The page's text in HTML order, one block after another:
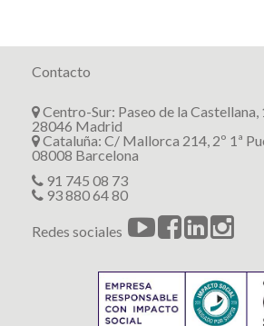
Contacto
Centro-Sur: Paseo de la Castellana,
28046 Madrid
Cataluña: C/ Mallorca 214, 2º 1ª
08008 Barcelona
91 745 08 73
93 880 64 80
Redes sociales